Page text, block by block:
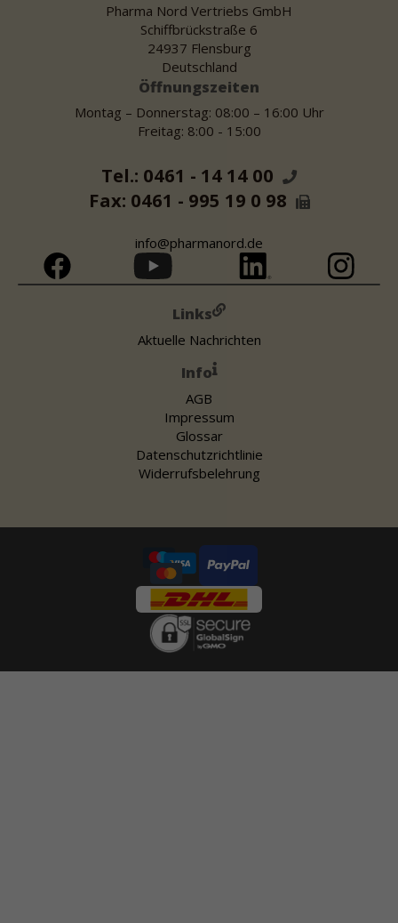
Pharma Nord Vertriebs GmbH
Schiffbrückstraße 6
24937 Flensburg
Deutschland
Öffnungszeiten
Montag – Donnerstag: 08:00 – 16:00 Uhr
Freitag: 8:00 - 15:00
Tel.: 0461 - 14 14 00
Fax: 0461 - 995 19 0 98
info@pharmanord.de
Links
Aktuelle Nachrichten
Info
AGB
Impressum
Glossar
Datenschutzrichtlinie
Widerrufsbelehrung